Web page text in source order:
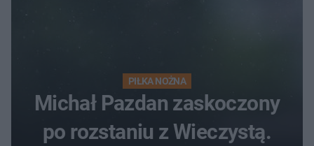
PIŁKA NOŻNA
Michał Pazdan zaskoczony
po rozstaniu z Wieczystą.